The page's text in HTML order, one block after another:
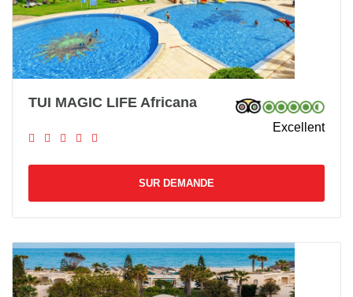
TUI MAGIC LIFE Africana
Excellent
SUR DEMANDE